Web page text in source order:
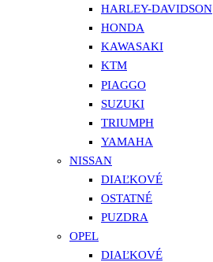
HARLEY-DAVIDSON
HONDA
KAWASAKI
KTM
PIAGGO
SUZUKI
TRIUMPH
YAMAHA
NISSAN
DIAĽKOVÉ
OSTATNÉ
PUZDRA
OPEL
DIAĽKOVÉ